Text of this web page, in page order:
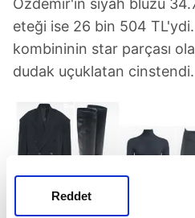
Reddet
Özdemir'in siyah bluzu
eteği ise 26 bin 504
kombininin star parçası
dudak uçuklatan cinstendi.